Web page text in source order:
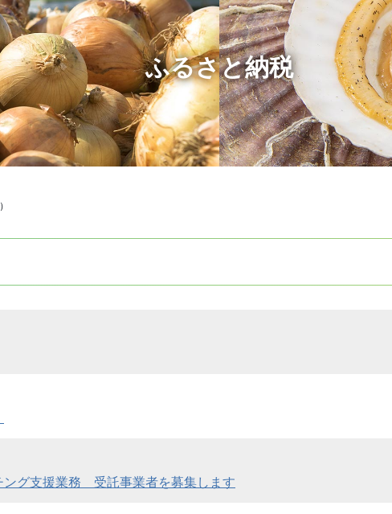
ふるさと納税
ング支援業務 受託事業者を募集します